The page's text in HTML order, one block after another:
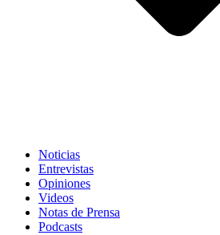
Noticias
Entrevistas
Opiniones
Videos
Notas de Prensa
Podcasts